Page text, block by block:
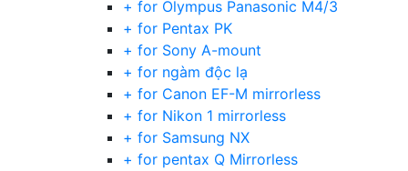
+ for Olympus Panasonic M4/3
+ for Pentax PK
+ for Sony A-mount
+ for ngàm độc lạ
+ for Canon EF-M mirrorless
+ for Nikon 1 mirrorless
+ for Samsung NX
+ for pentax Q Mirrorless